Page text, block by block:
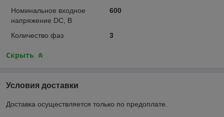
Номинальное входное
напряжение DC, В
600
Количество фаз 3
Скрыть
Условия доставки
Доставка осуществляется только по предоплате.